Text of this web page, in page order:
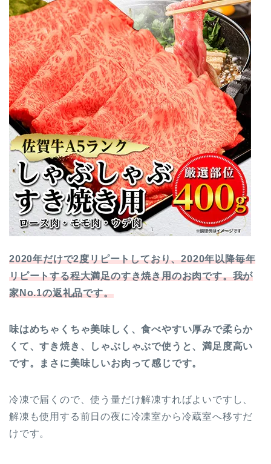
2020年だけで2度リピートしており、2020年以降毎年
リピートする程大満足のすき焼き用のお肉です。我が
家No.1の返礼品です。
味はめちゃくちゃ美味しく、食べやすい厚みで柔らか
くて、すき焼き、しゃぶしゃぶで使うと、満足度高い
です。まさに美味しいお肉って感じです。
冷凍で届くので、使う量だけ解凍すればよいですし、
解凍も使用する前日の夜に冷凍室から冷蔵室へ移すだ
けです。